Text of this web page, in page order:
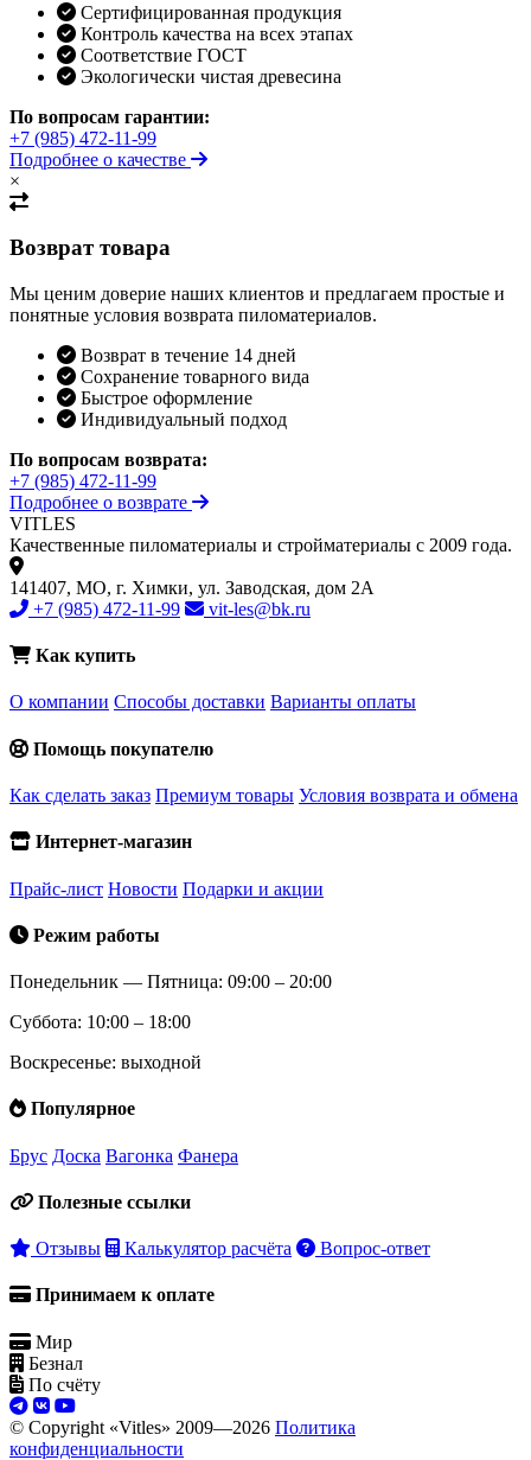
Сертифицированная продукция
Контроль качества на всех этапах
Соответствие ГОСТ
Экологически чистая древесина
По вопросам гарантии:
+7 (985) 472-11-99
Подробнее о качестве
×
Возврат товара
Мы ценим доверие наших клиентов и предлагаем простые и
понятные условия возврата пиломатериалов.
Возврат в течение 14 дней
Сохранение товарного вида
Быстрое оформление
Индивидуальный подход
По вопросам возврата:
+7 (985) 472-11-99
Подробнее о возврате
VITLES
Качественные пиломатериалы и стройматериалы с 2009 года.
141407, МО, г. Химки, ул. Заводская, дом 2А
+7 (985) 472-11-99
vit-les@bk.ru
Как купить
О компании Способы доставки Варианты оплаты
Помощь покупателю
Как сделать заказ Премиум товары Условия возврата и обмена
Интернет-магазин
Прайс-лист Новости Подарки и акции
Режим работы
Понедельник — Пятница: 09:00 – 20:00
Суббота: 10:00 – 18:00
Воскресенье: выходной
Популярное
Брус Доска Вагонка Фанера
Полезные ссылки
Отзывы Калькулятор расчёта Вопрос-ответ
Принимаем к оплате
Мир
Безнал
По счёту
© Copyright «Vitles» 2009—2026 Политика
конфиденциальности